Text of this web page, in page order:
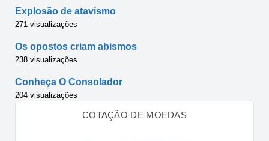
Explosão de atavismo
271 visualizações
Os opostos criam abismos
238 visualizações
Conheça O Consolador
204 visualizações
COTAÇÃO DE MOEDAS